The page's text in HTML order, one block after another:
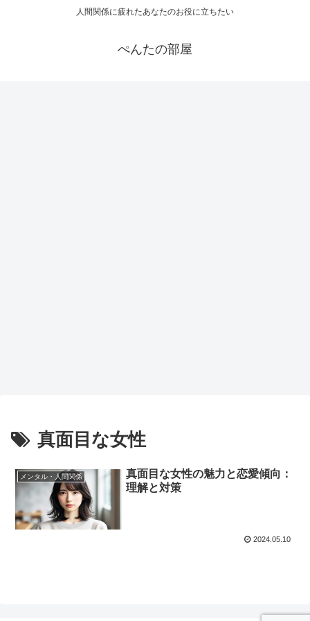
人間関係に疲れたあなたのお役に立ちたい
ぺんたの部屋
真面目な女性
メンタル・人間関係
真面目な女性の魅力と恋愛傾向：
理解と対策
2024.05.10